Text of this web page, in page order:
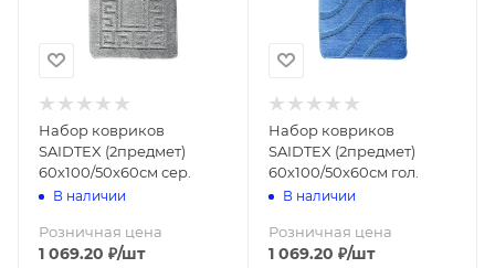
Набор ковриков
SAIDTEX (2предмет)
60х100/50х60см сер.
В наличии
Розничная цена
1 069.20 ₽/шт
Набор ковриков
SAIDTEX (2предмет)
60х100/50х60см гол.
В наличии
Розничная цена
1 069.20 ₽/шт